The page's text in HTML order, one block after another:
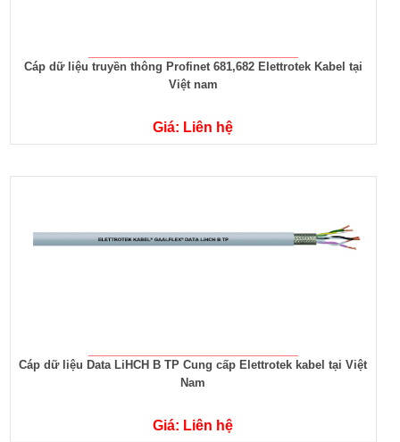
Cáp dữ liệu truyền thông Profinet 681,682 Elettrotek Kabel tại
Việt nam
Giá: Liên hệ
Cáp dữ liệu Data LiHCH B TP Cung cấp Elettrotek kabel tại Việt
Nam
Giá: Liên hệ